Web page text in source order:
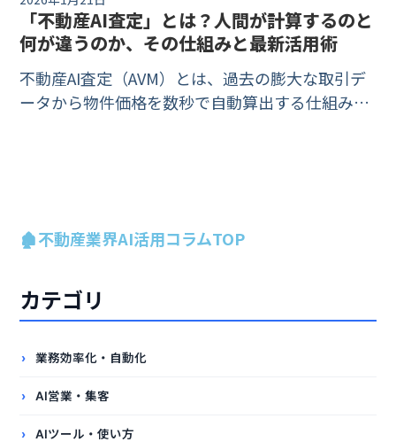
「不動産AI査定」とは？人間が計算するのと
何が違うのか、その仕組みと最新活用術
不動産AI査定（AVM）とは、過去の膨大な取引デ
ータから物件価格を数秒で自動算出する仕組みで
🏚️不動産業界AI活用コラムTOP
カテゴリ
業務効率化・自動化
AI営業・集客
AIツール・使い方